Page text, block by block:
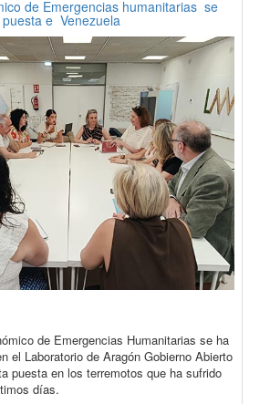
de Emergencias humanitarias se
e Venezuela
de Emergencias Humanitarias se ha
el Laboratorio de Aragón Gobierno Abierto
puesta en los terremotos que ha sufrido
días.